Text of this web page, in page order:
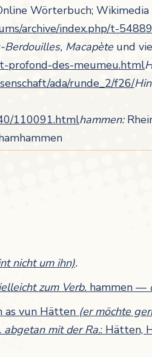
Wörterbuch; Wikimedia
archive/index.php/t-
Macapèteund
profond-des-meumeu.html
ada/runde_2/f26/
110091.htmlhammen:
nicht um ihn).
zum Verb. hammen —
vun Hätten (er möchte
mit der Ra.: Hätten,